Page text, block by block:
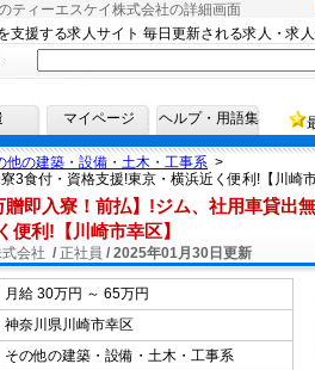
ティーエスケイ株式会社の詳細画面
支援する求人サイト 毎日更新される求人・求
マイページ ヘルプ・用語集
他の建築・設備・土木・工事系 >
3食付・資格支援!東京・横浜近く便利!【川崎市
贈即入寮！前払】!ジム、社用車貸出
便利!【川崎市幸区】
会社 / 正社員 / 2025年01月30日更新
月給 30万円 ～ 65万円
神奈川県川崎市幸区
その他の建築・設備・土木・工事系